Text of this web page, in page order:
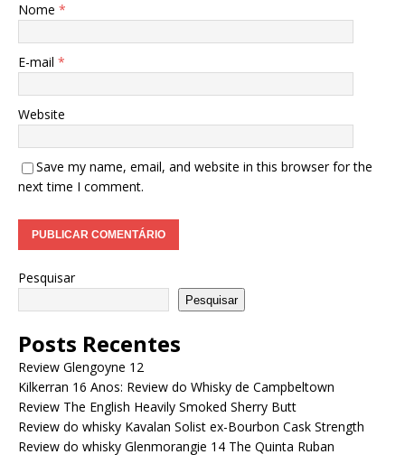
Nome *
E-mail *
Website
Save my name, email, and website in this browser for the
next time I comment.
Pesquisar
Pesquisar
Posts Recentes
Review Glengoyne 12
Kilkerran 16 Anos: Review do Whisky de Campbeltown
Review The English Heavily Smoked Sherry Butt
Review do whisky Kavalan Solist ex-Bourbon Cask Strength
Review do whisky Glenmorangie 14 The Quinta Ruban